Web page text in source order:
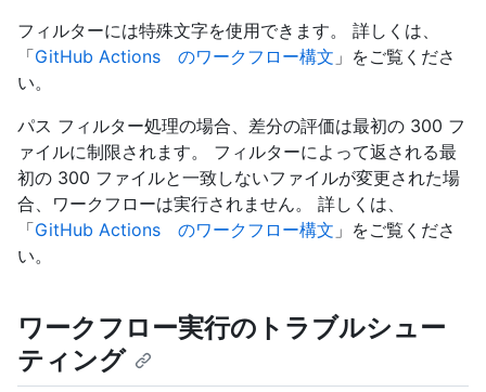
フィルターには特殊文字を使用できます。 詳しくは、
「GitHub Actions のワークフロー構文 」をご覧くださ
い。
パス フィルター処理の場合、差分の評価は最初の 300 フ
ァイルに制限されます。 フィルターによって返される最
初の 300 ファイルと一致しないファイルが変更された場
合、ワークフローは実行されません。 詳しくは、
「GitHub Actions のワークフロー構文 」をご覧くださ
い。
ワークフロー実行のトラブルシュー
ティング